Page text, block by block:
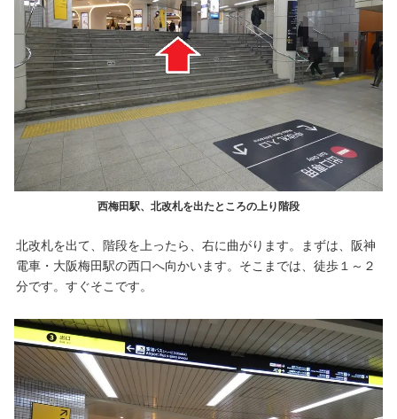
西梅田駅、北改札を出たところの上り階段
北改札を出て、階段を上ったら、右に曲がります。まずは、阪神
電車・大阪梅田駅の西口へ向かいます。そこまでは、徒歩１～２
分です。すぐそこです。